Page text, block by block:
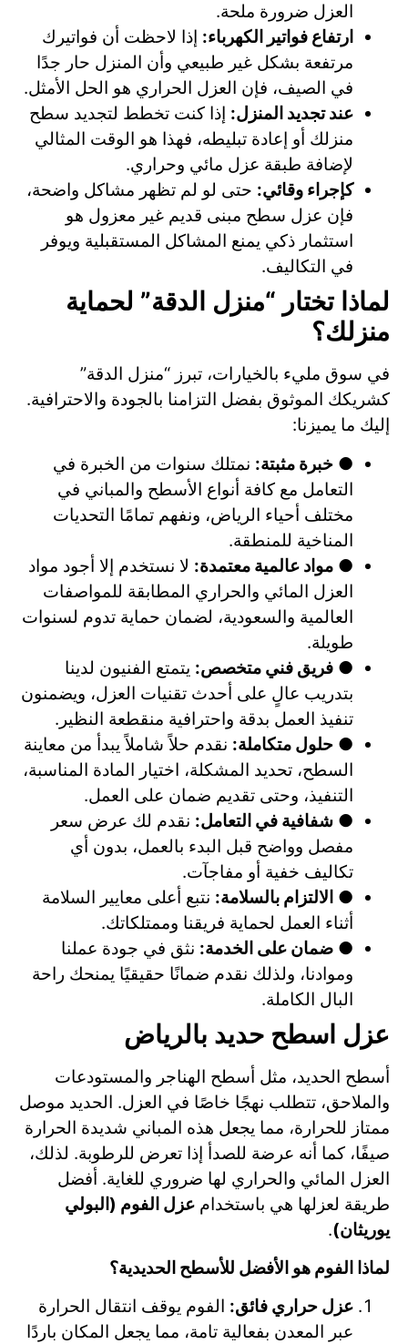
العزل ضرورة ملحة.
ارتفاع فواتير الكهرباء: إذا لاحظت أن فواتيرك
مرتفعة بشكل غير طبيعي وأن المنزل حار جدًا
في الصيف، فإن العزل الحراري هو الحل الأمثل.
عند تجديد المنزل: إذا كنت تخطط لتجديد سطح
منزلك أو إعادة تبليطه، فهذا هو الوقت المثالي
لإضافة طبقة عزل مائي وحراري.
كإجراء وقائي: حتى لو لم تظهر مشاكل واضحة،
فإن عزل سطح مبنى قديم غير معزول هو
استثمار ذكي يمنع المشاكل المستقبلية ويوفر
في التكاليف.
لماذا تختار “منزل الدقة” لحماية
منزلك؟
في سوق مليء بالخيارات، تبرز “منزل الدقة”
كشريكك الموثوق بفضل التزامنا بالجودة والاحترافية.
إليك ما يميزنا:
● خبرة مثبتة: نمتلك سنوات من الخبرة في
التعامل مع كافة أنواع الأسطح والمباني في
مختلف أحياء الرياض، ونفهم تمامًا التحديات
المناخية للمنطقة.
● مواد عالمية معتمدة: لا نستخدم إلا أجود مواد
العزل المائي والحراري المطابقة للمواصفات
العالمية والسعودية، لضمان حماية تدوم لسنوات
طويلة.
● فريق فني متخصص: يتمتع الفنيون لدينا
بتدريب عالٍ على أحدث تقنيات العزل، ويضمنون
تنفيذ العمل بدقة واحترافية منقطعة النظير.
● حلول متكاملة: نقدم حلاً شاملاً يبدأ من معاينة
السطح، تحديد المشكلة، اختيار المادة المناسبة،
التنفيذ، وحتى تقديم ضمان على العمل.
● شفافية في التعامل: نقدم لك عرض سعر
مفصل وواضح قبل البدء بالعمل، بدون أي
تكاليف خفية أو مفاجآت.
● الالتزام بالسلامة: نتبع أعلى معايير السلامة
أثناء العمل لحماية فريقنا وممتلكاتك.
● ضمان على الخدمة: نثق في جودة عملنا
وموادنا، ولذلك نقدم ضمانًا حقيقيًا يمنحك راحة
البال الكاملة.
عزل اسطح حديد بالرياض
أسطح الحديد، مثل أسطح الهناجر والمستودعات
والملاحق، تتطلب نهجًا خاصًا في العزل. الحديد موصل
ممتاز للحرارة، مما يجعل هذه المباني شديدة الحرارة
صيفًا، كما أنه عرضة للصدأ إذا تعرض للرطوبة. لذلك،
العزل المائي والحراري لها ضروري للغاية. أفضل
طريقة لعزلها هي باستخدام عزل الفوم (البولي
يوريثان).
لماذا الفوم هو الأفضل للأسطح الحديدية؟
عزل حراري فائق: الفوم يوقف انتقال الحرارة
عبر المعدن بفعالية تامة، مما يجعل المكان باردًا